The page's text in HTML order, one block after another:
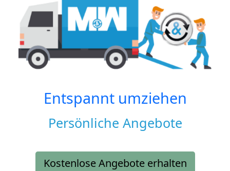
Entspannt umziehen
Persönliche Angebote
Kostenlose Angebote erhalten